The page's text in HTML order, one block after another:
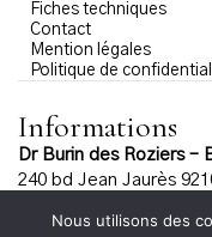
Fiches techniques
Contact
Mention légales
Politique de
Informations
Dr Burin des Roziers –
240 bd Jean Jaurès
Jeudi : 10h15 – 13h et
Nous utilisons des